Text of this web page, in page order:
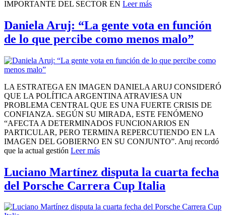
IMPORTANTE DEL SECTOR EN Leer más
Daniela Aruj: “La gente vota en función
de lo que percibe como menos malo”
LA ESTRATEGA EN IMAGEN DANIELA ARUJ CONSIDERÓ
QUE LA POLÍTICA ARGENTINA ATRAVIESA UN
PROBLEMA CENTRAL QUE ES UNA FUERTE CRISIS DE
CONFIANZA. SEGÚN SU MIRADA, ESTE FENÓMENO
“AFECTA A DETERMINADOS FUNCIONARIOS EN
PARTICULAR, PERO TERMINA REPERCUTIENDO EN LA
IMAGEN DEL GOBIERNO EN SU CONJUNTO”. Aruj recordó
que la actual gestión Leer más
Luciano Martínez disputa la cuarta fecha
del Porsche Carrera Cup Italia